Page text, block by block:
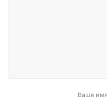
Ваше имя